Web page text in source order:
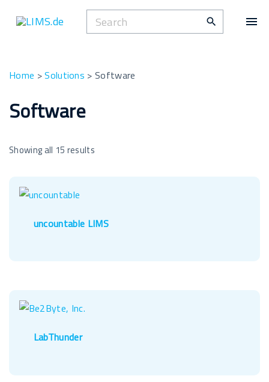
e
Home >Solutions >Software
Software
Showing all 15 results
uncountable LIMS
LabThunder